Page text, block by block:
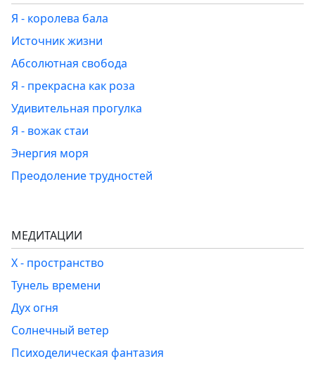
Я - королева бала
Источник жизни
Абсолютная свобода
Я - прекрасна как роза
Удивительная прогулка
Я - вожак стаи
Энергия моря
Преодоление трудностей
МЕДИТАЦИИ
Х - пространство
Тунель времени
Дух огня
Солнечный ветер
Психоделическая фантазия